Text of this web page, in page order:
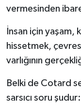
vermesinden
İnsan için
hissetmek,
varlığının
Belki de Cotard
sarsıcı soru şudur: